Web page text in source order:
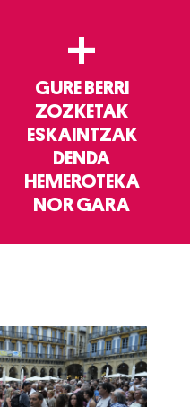
+
GURE BERRI
ZOZKETAK
ESKAINTZAK
DENDA
HEMEROTEKA
NOR GARA